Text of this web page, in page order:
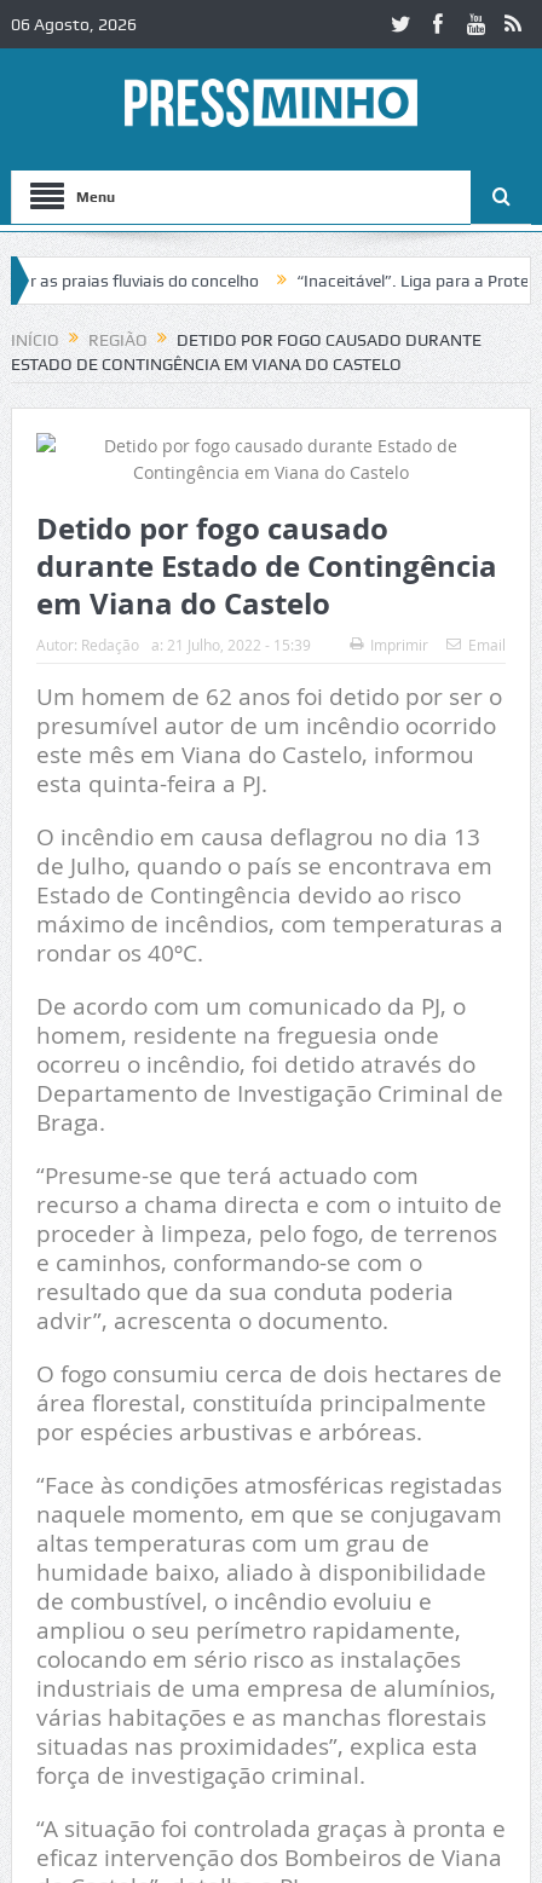
06 Agosto, 2026
Menu
praias fluviais do concelho “Inaceitável”. Liga para a Proteção
de trânsito no IC2 em Alcobaça Igreja do Castelo de
INÍCIO REGIÃO
DETIDO POR FOGO CAUSADO DURANTE
ESTADO DE CONTINGÊNCIA EM VIANA DO CASTELO
Detido por fogo causado
durante Estado de Contingência
em Viana do Castelo
Autor: Redação a: 21 Julho, 2022 - 15:39 Imprimir Email
Um homem de 62 anos foi detido por ser o
presumível autor de um incêndio ocorrido
este mês em Viana do Castelo, informou
esta quinta-feira a PJ.
O incêndio em causa deflagrou no dia 13
de Julho, quando o país se encontrava em
Estado de Contingência devido ao risco
máximo de incêndios, com temperaturas a
rondar os 40ºC.
De acordo com um comunicado da PJ, o
homem, residente na freguesia onde
ocorreu o incêndio, foi detido através do
Departamento de Investigação Criminal de
Braga.
“Presume-se que terá actuado com
recurso a chama directa e com o intuito de
proceder à limpeza, pelo fogo, de terrenos
e caminhos, conformando-se com o
resultado que da sua conduta poderia
advir”, acrescenta o documento.
O fogo consumiu cerca de dois hectares de
área florestal, constituída principalmente
por espécies arbustivas e arbóreas.
“Face às condições atmosféricas registadas
naquele momento, em que se conjugavam
altas temperaturas com um grau de
humidade baixo, aliado à disponibilidade
de combustível, o incêndio evoluiu e
ampliou o seu perímetro rapidamente,
colocando em sério risco as instalações
industriais de uma empresa de alumínios,
várias habitações e as manchas florestais
situadas nas proximidades”, explica esta
força de investigação criminal.
“A situação foi controlada graças à pronta e
eficaz intervenção dos Bombeiros de Viana